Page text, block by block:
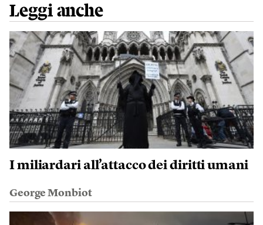
Leggi anche
I miliardari all’attacco dei diritti umani
George Monbiot